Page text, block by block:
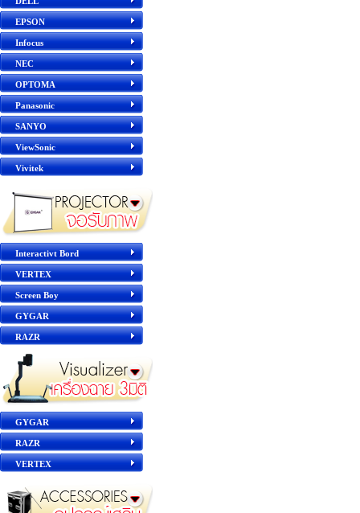
EPSON
Infocus
NEC
OPTOMA
Panasonic
SANYO
ViewSonic
Vivitek
Interactivt Bord
VERTEX
Screen Boy
GYGAR
RAZR
GYGAR
RAZR
VERTEX